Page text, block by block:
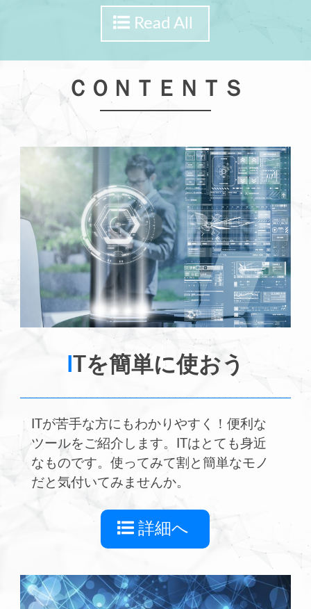
Read All
ＣＯＮＴＥＮＴＳ
Tを簡単に使おう
ITが苦手な方にもわかりやすく！便利な
ツールをご紹介します。ITはとても身近
なものです。使ってみて割と簡単なモノ
だと気付いてみませんか。
詳細へ